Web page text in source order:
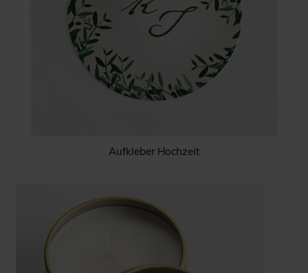
Aufkleber Hochzeit